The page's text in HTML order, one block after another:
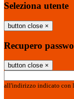
Seleziona utente
button close ×
Recupero
button close ×
all'indirizzo indicato con